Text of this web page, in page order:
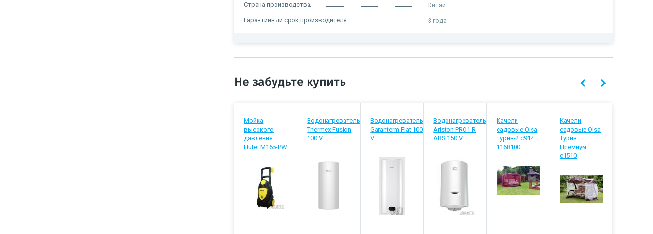
Страна производства Китай
Гарантийный срок производителя 3 года
Не забудьте купить
Мойка
высокого
давления
Huter M165-PW
Водонагреватель
Thermex Fusion
100 V
Водонагреватель
Garanterm Flat 100
V
Водонагреватель
Ariston PRO1 R
ABS 150 V
Качели
садовые Olsa
Турин-2 с914
1168100
Качели
садовые Olsa
Турин
Премиум
с1510